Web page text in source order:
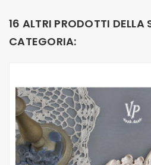
16 ALTRI PRODOTTI DELLA
CATEGORIA: